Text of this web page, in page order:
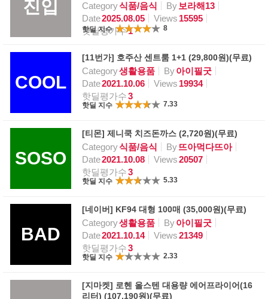
진입 Category식품/음식 By 보라해13
Date2025.08.05 Views 15595
핫딜평가수1
핫딜 지수 8
COOL
[11번가] 호주산 센트룸 1+1 (29,800원)(무료)
Category생활용품 By아이필굿
Date2021.10.06 Views 19934
핫딜평가수3
핫딜 지수 7.33
SOSO
[티몬] 제니쿡 치즈돈까스 (2,720원)(무료)
Category식품/음식 By뜨아먹다뜨아
Date2021.10.08 Views20507
핫딜평가수3
핫딜 지수 5.33
BAD
[네이버] KF94 대형 100매 (35,000원)(무료)
Category생활용품 By아이필굿
Date2021.10.14 Views21349
핫딜평가수3
핫딜 지수 2.33
[지마켓] 로헨 올스텐 대용량 에어프라이어(16
리터) (107,190원)(무료)